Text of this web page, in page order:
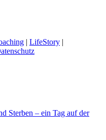
| LifeStory |
Sterben – ein Tag auf der